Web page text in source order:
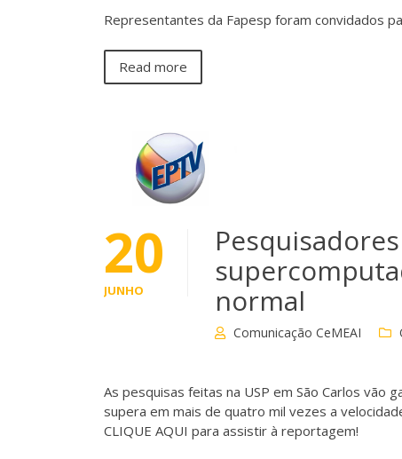
Representantes da Fapesp foram convidados
Read more
20
JUNHO
normal
Comunicação CeMEAI
As pesquisas feitas na USP em São Carlos vão
supera em mais de quatro mil vezes a
CLIQUE AQUI para assistir à reportagem!